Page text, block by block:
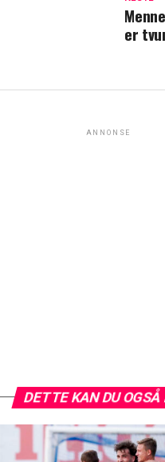
er
ANNONSE
DETTE KAN DU